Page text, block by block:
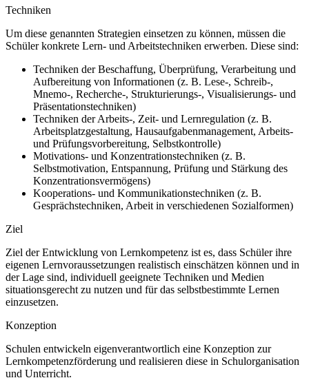
Techniken
Um diese genannten Strategien einsetzen zu können, müssen die
Schüler konkrete Lern- und Arbeitstechniken erwerben. Diese sind:
Techniken der Beschaffung, Überprüfung, Verarbeitung und
Aufbereitung von Informationen (z. B. Lese-, Schreib-,
Mnemo-, Recherche-, Strukturierungs-, Visualisierungs- und
Präsentationstechniken)
Techniken der Arbeits-, Zeit- und Lernregulation (z. B.
Arbeitsplatzgestaltung, Hausaufgabenmanagement, Arbeits-
und Prüfungsvorbereitung, Selbstkontrolle)
Motivations- und Konzentrationstechniken (z. B.
Selbstmotivation, Entspannung, Prüfung und Stärkung des
Konzentrationsvermögens)
Kooperations- und Kommunikationstechniken (z. B.
Gesprächstechniken, Arbeit in verschiedenen Sozialformen)
Ziel
Ziel der Entwicklung von Lernkompetenz ist es, dass Schüler ihre
eigenen Lernvoraussetzungen realistisch einschätzen können und in
der Lage sind, individuell geeignete Techniken und Medien
situationsgerecht zu nutzen und für das selbstbestimmte Lernen
einzusetzen.
Konzeption
Schulen entwickeln eigenverantwortlich eine Konzeption zur
Lernkompetenzförderung und realisieren diese in Schulorganisation
und Unterricht.